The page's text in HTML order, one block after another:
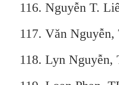
116. Nguyễn T.
117. Văn
118. Lyn Nguyễn,